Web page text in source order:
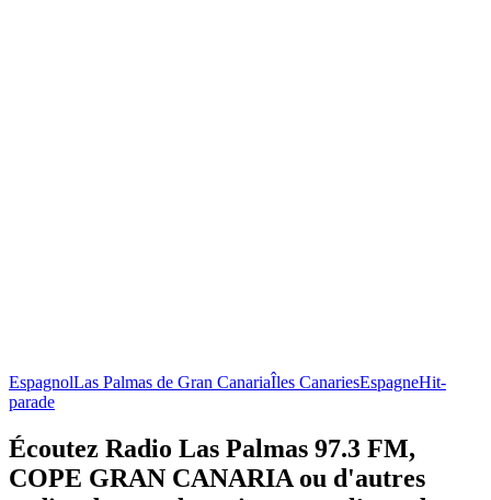
EspagnolLas Palmas de Gran CanariaÎles CanariesEspagneHit-
parade
Écoutez Radio Las Palmas 97.3 FM,
COPE GRAN CANARIA ou d'autres